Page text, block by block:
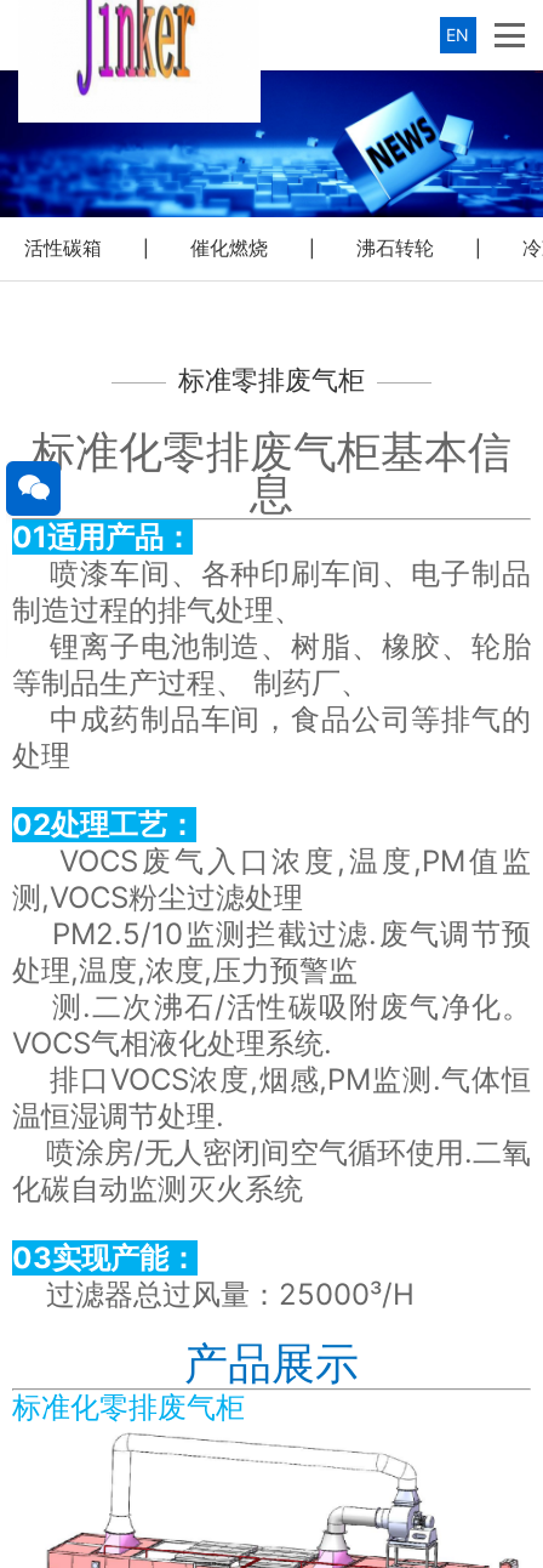
EN
活性碳箱 催化燃烧 沸石转轮
标准零排废气柜
标准化零排废气柜基本信
息
01适用产品：
喷漆车间、各种印刷车间、电子制品
制造过程的排气处理、
锂离子电池制造、树脂、橡胶、轮胎
等制品生产过程、 制药厂、
中成药制品车间，食品公司等排气的
处理
02处理工艺：
VOCS废气入口浓度,温度,PM值监
测,VOCS粉尘过滤处理
PM2.5/10监测拦截过滤.废气调节预
处理,温度,浓度,压力预警监
测.二次沸石/活性碳吸附废气净化。
VOCS气相液化处理系统.
排口VOCS浓度,烟感,PM监测.气体恒
温恒湿调节处理.
喷涂房/无人密闭间空气循环使用.二氧
化碳自动监测灭火系统
03实现产能：
过滤器总过风量：25000³/H
产品展示
标准化零排废气柜